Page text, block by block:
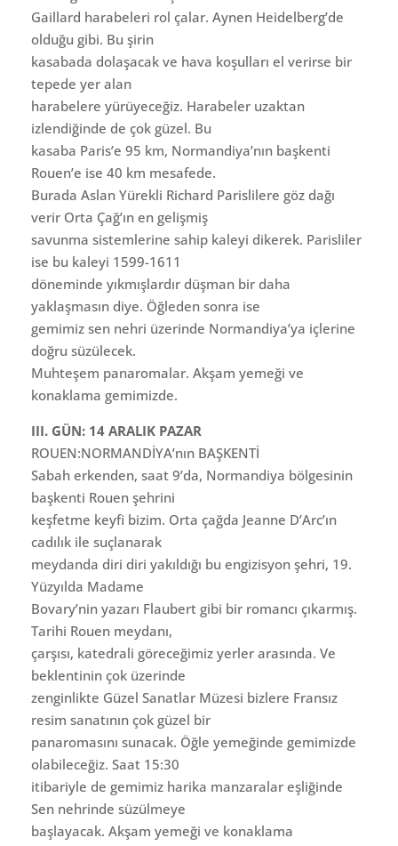
Gaillard harabeleri rol çalar. Aynen Heidelberg’de
olduğu gibi. Bu şirin
kasabada dolaşacak ve hava koşulları el verirse bir
tepede yer alan
harabelere yürüyeceğiz. Harabeler uzaktan
izlendiğinde de çok güzel. Bu
kasaba Paris’e 95 km, Normandiya’nın başkenti
Rouen’e ise 40 km mesafede.
Burada Aslan Yürekli Richard Parislilere göz dağı
verir Orta Çağ’ın en gelişmiş
savunma sistemlerine sahip kaleyi dikerek. Parisliler
ise bu kaleyi 1599-1611
döneminde yıkmışlardır düşman bir daha
yaklaşmasın diye. Öğleden sonra ise
gemimiz sen nehri üzerinde Normandiya’ya içlerine
doğru süzülecek.
Muhteşem panaromalar. Akşam yemeği ve
konaklama gemimizde.
III. GÜN: 14 ARALIK PAZAR
ROUEN:NORMANDİYA’nın BAŞKENTİ
Sabah erkenden, saat 9’da, Normandiya bölgesinin
başkenti Rouen şehrini
keşfetme keyfi bizim. Orta çağda Jeanne D’Arc’ın
cadılık ile suçlanarak
meydanda diri diri yakıldığı bu engizisyon şehri, 19.
Yüzyılda Madame
Bovary’nin yazarı Flaubert gibi bir romancı çıkarmış.
Tarihi Rouen meydanı,
çarşısı, katedrali göreceğimiz yerler arasında. Ve
beklentinin çok üzerinde
zenginlikte Güzel Sanatlar Müzesi bizlere Fransız
resim sanatının çok güzel bir
panaromasını sunacak. Öğle yemeğinde gemimizde
olabileceğiz. Saat 15:30
itibariyle de gemimiz harika manzaralar eşliğinde
Sen nehrinde süzülmeye
başlayacak. Akşam yemeği ve konaklama